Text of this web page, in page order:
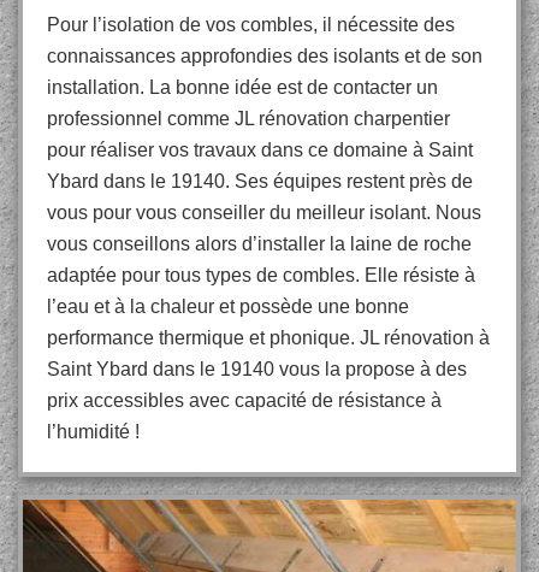
Pour l’isolation de vos combles, il nécessite des
connaissances approfondies des isolants et de son
installation. La bonne idée est de contacter un
professionnel comme JL rénovation charpentier
pour réaliser vos travaux dans ce domaine à Saint
Ybard dans le 19140. Ses équipes restent près de
vous pour vous conseiller du meilleur isolant. Nous
vous conseillons alors d’installer la laine de roche
adaptée pour tous types de combles. Elle résiste à
l’eau et à la chaleur et possède une bonne
performance thermique et phonique. JL rénovation à
Saint Ybard dans le 19140 vous la propose à des
prix accessibles avec capacité de résistance à
l’humidité !